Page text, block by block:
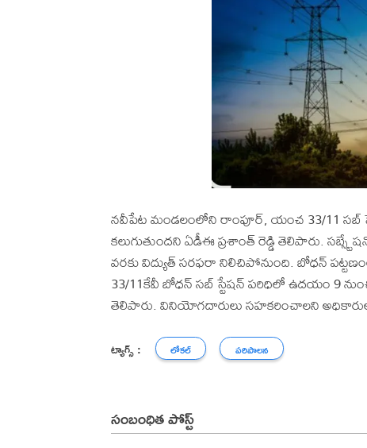
నవీపేట మండలంలోని రాంపూర్, యంచ 33/11 సబ్
కలుగుతుందని ఏడీఈ ప్రశాంత్ రెడ్డి తెలిపారు.
వరకు విద్యుత్ సరఫరా నిలిచిపోనుంది. బోధన్
33/11కేవీ బోధన్ సబ్ స్టేషన్ పరిధిలో ఉదయం 9
తెలిపారు. వినియోగదారులు సహకరించాలని
ట్యాగ్స్ : లోకల్ పరిపాలన
సంబంధిత పోస్ట్